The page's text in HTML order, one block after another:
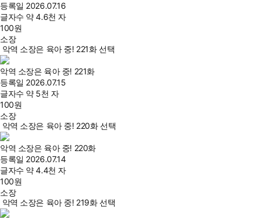
등록일 2026.07.16
글자수 약 4.6천 자
100원
소장
악역 소장은 육아 중! 221화 선택
악역 소장은 육아 중! 221화
등록일 2026.07.15
글자수 약 5천 자
100원
소장
악역 소장은 육아 중! 220화 선택
악역 소장은 육아 중! 220화
등록일 2026.07.14
글자수 약 4.4천 자
100원
소장
악역 소장은 육아 중! 219화 선택